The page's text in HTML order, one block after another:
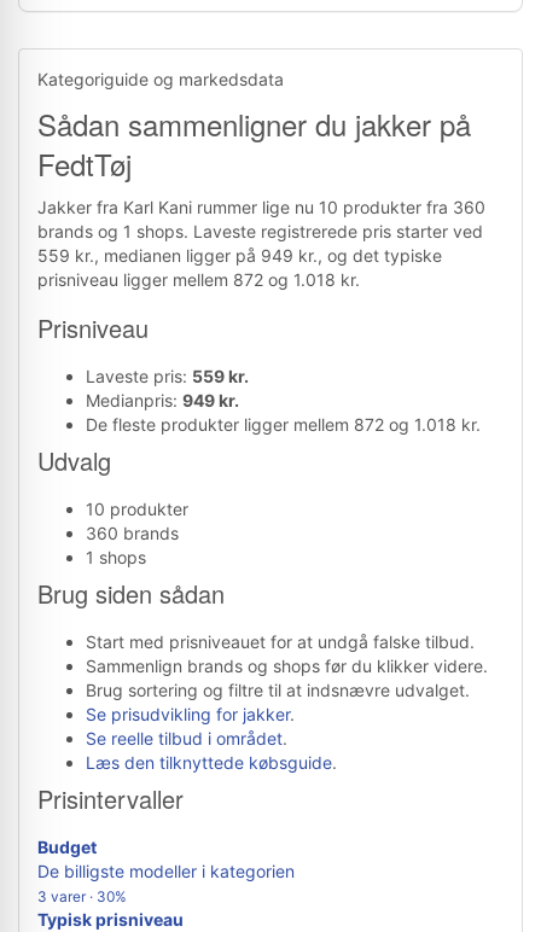
Kategoriguide og markedsdata
Sådan sammenligner du jakker på
FedtTøj
Jakker fra Karl Kani rummer lige nu 10 produkter fra 360
brands og 1 shops. Laveste registrerede pris starter ved
559 kr., medianen ligger på 949 kr., og det typiske
prisniveau ligger mellem 872 og 1.018 kr.
Prisniveau
Laveste pris: 559 kr.
Medianpris: 949 kr.
De fleste produkter ligger mellem 872 og 1.018 kr.
Udvalg
10 produkter
360 brands
1 shops
Brug siden sådan
Start med prisniveauet for at undgå falske tilbud.
Sammenlign brands og shops før du klikker videre.
Brug sortering og filtre til at indsnævre udvalget.
Se prisudvikling for jakker.
Se reelle tilbud i området.
Læs den tilknyttede købsguide.
Prisintervaller
Budget
De billigste modeller i kategorien
3 varer · 30%
Typisk prisniveau